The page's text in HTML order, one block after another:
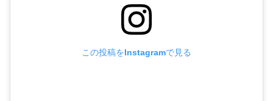
この投稿をInstagramで見る